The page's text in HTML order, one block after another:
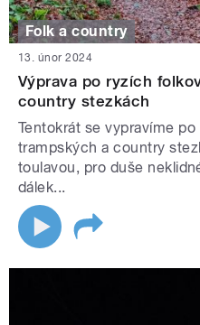
Folk a country
13. únor 2024
Výprava po ryzích
country stezkách
Tentokrát se vypravíme
trampských a country
toulavou, pro duše
dálek...